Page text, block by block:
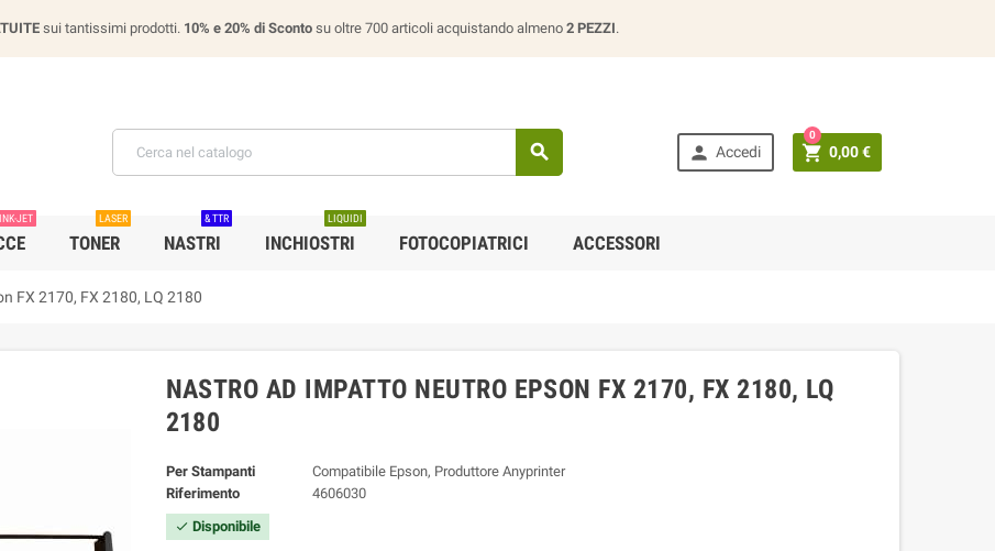
sui tantissimi prodotti. 10% e 20% di Sconto su oltre 700 articoli acquistando almeno 2 PEZZI.
  Accedi  0,00 €
0
INK-JET
TONER
LASER
NASTRI
& TTR
INCHIOSTRI
LIQUIDI
FOTOCOPIATRICI ACCESSORI
FX 2170, FX 2180, LQ 2180
NASTRO AD IMPATTO NEUTRO EPSON FX 2170, FX 2180, LQ
2180
Per Stampanti
Compatibile Epson, Produttore Anyprinter
Riferimento
4606030
 Disponibile